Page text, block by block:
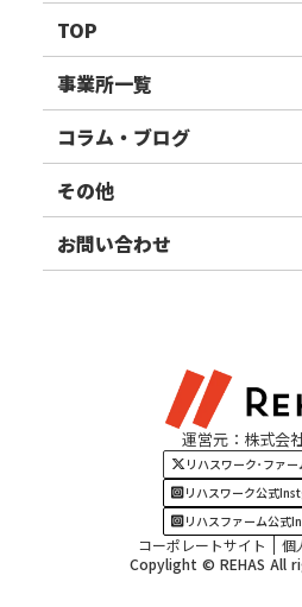
TOP
リハスワーク
リハスファーム
事業所一覧
関東エリア
東北エリア
甲信越エリア
四国・九州エリア
コラム・ブログ
事業所ブログ
ご利用者様の声
その他
お知らせ
お問い合わせ
運営元：株式会
リハスワーク･ファー
リハスワーク公式
リハスファーム公式
コーポレートサイト
個
Copylight © REHAS All